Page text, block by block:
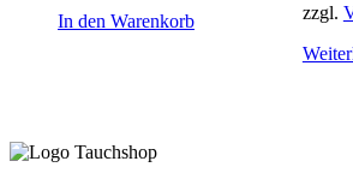
In den Warenkorb
zzgl.